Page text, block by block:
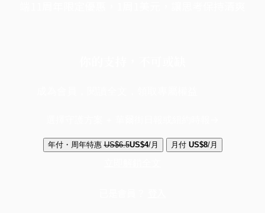
年付・周年特惠 US$6.5US$4/月 月付 US$8/月